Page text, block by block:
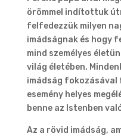
örömmel indítottuk
felfedezzük milyen
imádságnak és hogy
mind személyes
világ életében.
imádság fokozásával
esemény helyes
benne az Istenben
Az a rövid imádság,